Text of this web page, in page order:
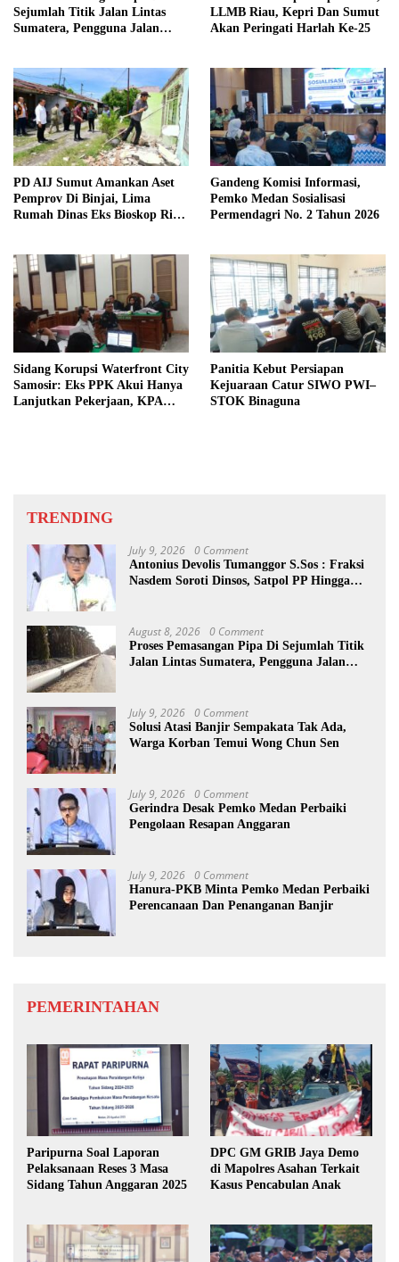
Sejumlah Titik Jalan Lintas
Sumatera, Pengguna Jalan
LLMB Riau, Kepri Dan Sumut
Akan Peringati Harlah Ke-25
PD AIJ Sumut Amankan Aset
Pemprov Di Binjai, Lima
Rumah Dinas Eks Bioskop Ria
Gandeng Komisi Informasi,
Pemko Medan Sosialisasi
Permendagri No. 2 Tahun 2026
Sidang Korupsi Waterfront City
Samosir: Eks PPK Akui Hanya
Lanjutkan Pekerjaan, KPA
Panitia Kebut Persiapan
Kejuaraan Catur SIWO PWI–
STOK Binaguna
TRENDING
July 9, 2026 0 Comment
Antonius Devolis Tumanggor S.Sos : Fraksi
Nasdem Soroti Dinsos, Satpol PP Hingga
August 8, 2026 0 Comment
Proses Pemasangan Pipa Di Sejumlah Titik
Jalan Lintas Sumatera, Pengguna Jalan
July 9, 2026 0 Comment
Solusi Atasi Banjir Sempakata Tak Ada,
Warga Korban Temui Wong Chun Sen
July 9, 2026 0 Comment
Gerindra Desak Pemko Medan Perbaiki
Pengolaan Resapan Anggaran
July 9, 2026 0 Comment
Hanura-PKB Minta Pemko Medan Perbaiki
Perencanaan Dan Penanganan Banjir
PEMERINTAHAN
Paripurna Soal Laporan
Pelaksanaan Reses 3 Masa
Sidang Tahun Anggaran 2025
DPC GM GRIB Jaya Demo
di Mapolres Asahan Terkait
Kasus Pencabulan Anak